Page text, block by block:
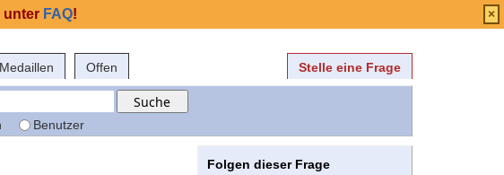
Medaillen Offen Stelle eine Frage
Benutzer
Folgen dieser Frage
unter FAQ! ×